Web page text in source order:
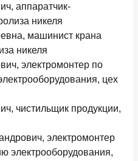
аппаратчик-
никеля
машинист крана
никеля
электромонтер по
цех
чистильщик продукции,
электромонтер
электрооборудования,